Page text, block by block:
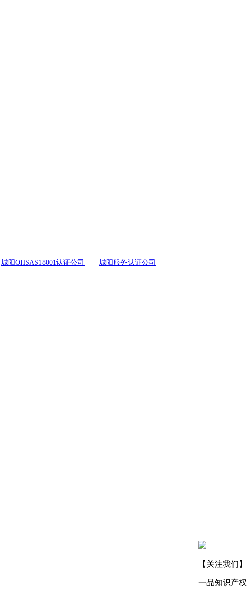
城阳OHSAS18001认证公司 城阳服务认证公司
【关注我们】
一品知识产权